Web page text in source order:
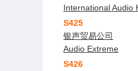
International Audio
S425
银声贸易公司
Audio Extreme
S426